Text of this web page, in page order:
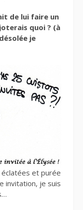
de lui faire un
quoi ? (à
je
éclatées et purée
invitation, je suis